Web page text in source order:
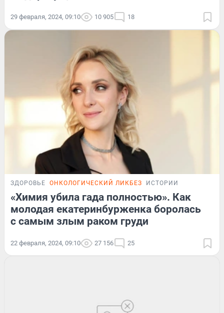
29 февраля, 2024, 09:10 10 905 18
ЗДОРОВЬЕ ОНКОЛОГИЧЕСКИЙ ЛИКБЕЗ ИСТОРИИ
«Химия убила гада полностью». Как
молодая екатеринбурженка боролась
с самым злым раком груди
22 февраля, 2024, 09:10 27 156 25